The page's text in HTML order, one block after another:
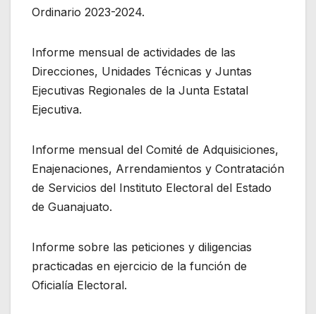
Ordinario 2023-2024.
Informe mensual de actividades de las
Direcciones, Unidades Técnicas y Juntas
Ejecutivas Regionales de la Junta Estatal
Ejecutiva.
Informe mensual del Comité de Adquisiciones,
Enajenaciones, Arrendamientos y Contratación
de Servicios del Instituto Electoral del Estado
de Guanajuato.
Informe sobre las peticiones y diligencias
practicadas en ejercicio de la función de
Oficialía Electoral.